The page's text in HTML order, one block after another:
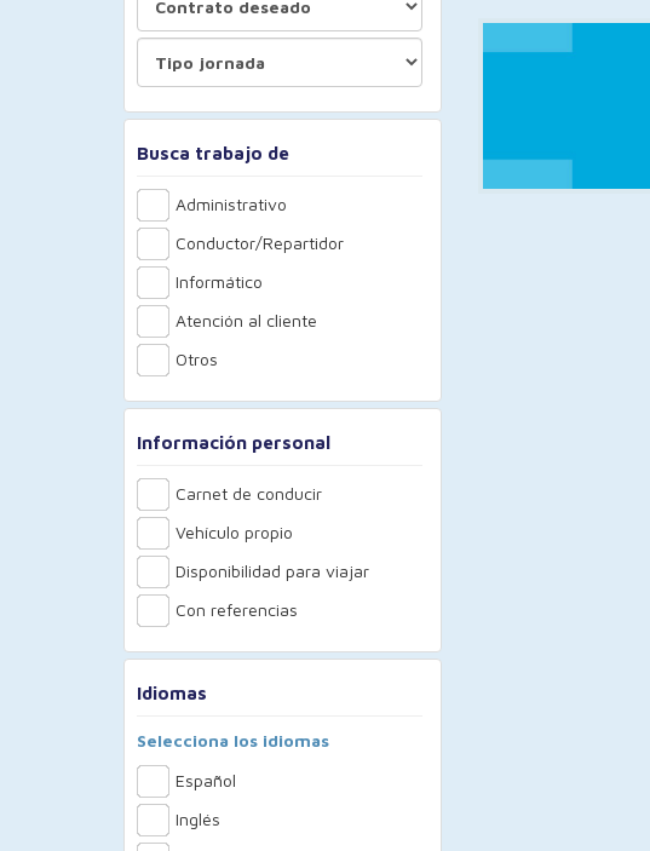
Busca trabajo de
Administrativo
Conductor/Repartidor
Informático
Atención al cliente
Otros
Información personal
Carnet de conducir
Vehículo propio
Disponibilidad para viajar
Con referencias
Idiomas
Selecciona los idiomas
Español
Inglés